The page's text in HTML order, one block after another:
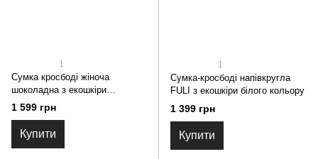
1
Сумка кросбоді жіноча
шоколадна з екошкіри
маленька через плече зі
срібною фурнітурою FULI
1 599 грн
Купити
1
Сумка-кросбоді напівкругла
FULI з екошкіри білого кольору
1 399 грн
Купити